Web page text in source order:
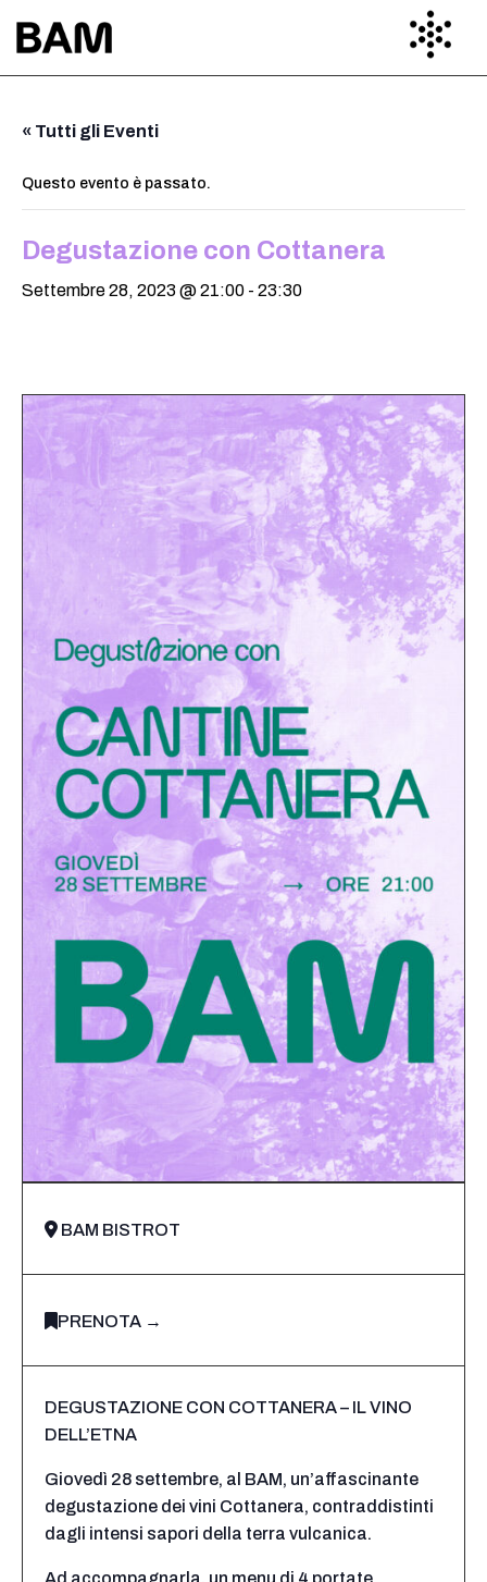
« Tutti gli Eventi
Questo evento è passato.
Degustazione con Cottanera
Settembre 28, 2023 @ 21:00 - 23:30
BAM BISTROT
PRENOTA →
DEGUSTAZIONE CON COTTANERA – IL VINO
DELL’ETNA
Giovedì 28 settembre, al BAM, un’affascinante
degustazione dei vini Cottanera, contraddistinti
dagli intensi sapori della terra vulcanica.
Ad accompagnarla, un menu di 4 portate